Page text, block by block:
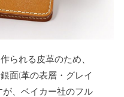
られる皮革のため、
面(革の表層・グレイ
が、ベイカー社のフル